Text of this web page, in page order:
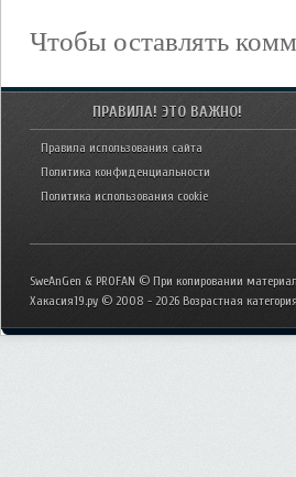
Чтобы оставлять
ПРАВИЛА! ЭТО ВАЖНО!
Правила использования сайта
Политика конфиденциальности
Политика использования cookie
SweAnGen & PROFAN © При копировании
Хакасия19.ру © 2008 - 2026 Возрастная